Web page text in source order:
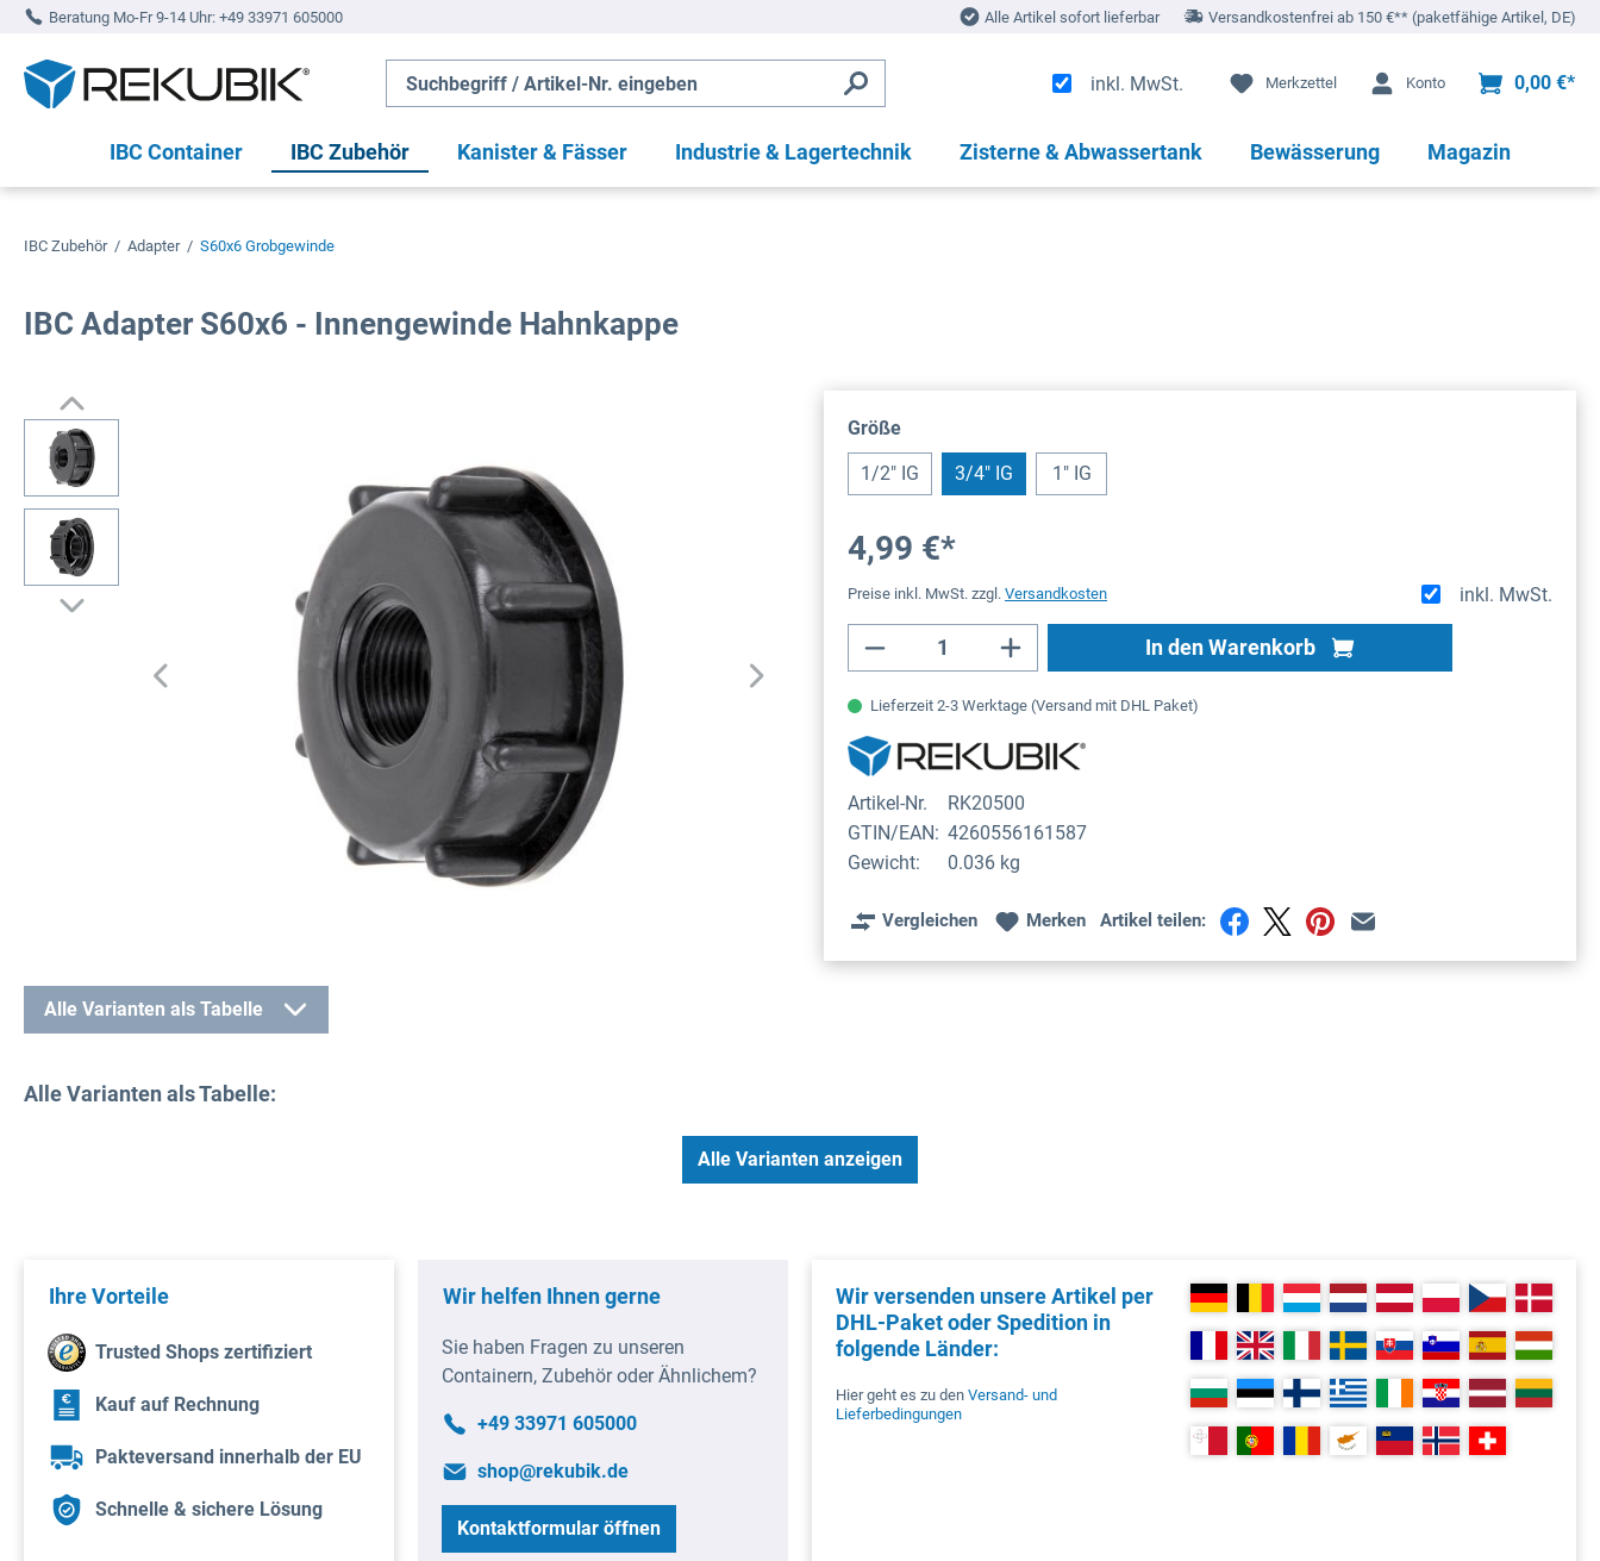
Zur Hauptnavigation springen
Beratung Mo-Fr 9-14 Uhr: +49 33971 605000 Alle Artikel sofort lieferbar Versandkostenfrei ab 150 €** (paketfähige Artikel, DE)
inkl. MwSt. Merkzettel Konto 0,00 €*
IBC Container IBC Zubehör Kanister & Fässer Industrie & Lagertechnik Zisterne & Abwassertank Bewässerung Magazin
IBC Zubehör / Adapter / S60x6 Grobgewinde
IBC Adapter S60x6 - Innengewinde Hahnkappe
Alle Varianten als Tabelle
Größeauswählen
1/2" IG 3/4" IG 1" IG
4,99 €*
inkl. MwSt.
Preise inkl. MwSt. zzgl. Versandkosten
Produkt Anzahl: Gib den gewünschten Wert ein oder
In den Warenkorb
Lieferzeit 2-3 Werktage (Versand mit DHL Paket)
Artikel-Nr.
RK20500
GTIN/EAN: 4260556161587
Gewicht:
0.036 kg
Vergleichen Merken Artikel teilen:
Alle Varianten als Tabelle:
Alle Varianten anzeigen
Ihre Vorteile
Trusted Shops zertifiziert
Kauf auf Rechnung
Pakteversand innerhalb der EU
Schnelle & sichere Lösung
Wir helfen Ihnen gerne
Sie haben Fragen zu unseren
Containern, Zubehör oder Ähnlichem?
+49 33971 605000
shop@rekubik.de
Kontaktformular öffnen
Wir versenden unsere Artikel per
DHL-Paket oder Spedition in
folgende Länder:
Hier geht es zu den Versand- und
Lieferbedingungen